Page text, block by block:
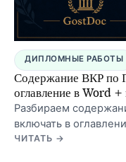
ДИПЛОМНЫЕ РАБОТЫ
Содержание ВКР по
оглавление в Word
Разбираем
включать в
ошибки чаще всего
ЧИТАТЬ →